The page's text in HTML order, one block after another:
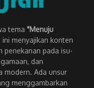
tema "Menuju
ini menyajikan konten
penekanan pada isu-
dan
modern. Ada unsur
menggambarkan